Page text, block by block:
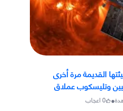
القديمة مرة أخرى
وتليسكوب عملاق
•
0اعجاب